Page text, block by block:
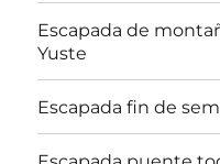
Escapada de
Yuste
Escapada fin de